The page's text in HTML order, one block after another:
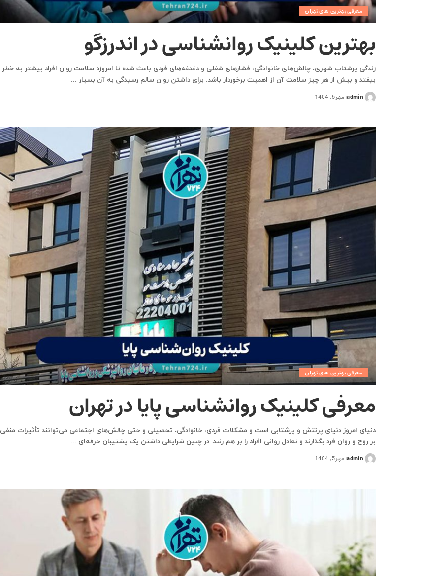
معرفی بهترین های تهران
بهترین کلینیک روانشناسی در اندرزگو
زندگی پرشتاب شهری، چالش‌های خانوادگی، فشارهای شغلی و دغدغه‌های فردی باعث شده تا امروزه سلامت روان افراد بیشتر به خطر
بیفتد و بیش از هر چیز سلامت آن از اهمیت برخوردار باشد. برای داشتن روان سالم رسیدگی به آن بسیار ...
admin مهر 5, 1404
معرفی بهترین های تهران
معرفی کلینیک روانشناسی پایا در تهران
دنیای امروز دنیای پرتنش و پرشتابی است و مشکلات فردی، خانوادگی، تحصیلی و حتی چالش‌های اجتماعی می‌توانند تأثیرات منفی
بر روح و روان فرد بگذارند و تعادل روانی افراد را بر هم زنند. در چنین شرایطی داشتن یک پشتیبان حرفه‌ای ...
admin مهر 5, 1404